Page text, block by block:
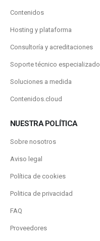
Contenidos
Hosting y plataforma
Consultoría y acreditaciones
Soporte técnico especializado
Soluciones a medida
Contenidos.cloud
NUESTRA POLÍTICA
Sobre nosotros
Aviso legal
Política de cookies
Politica de privacidad
FAQ
Proveedores